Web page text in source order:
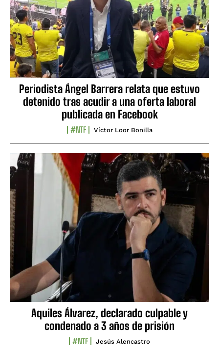
Periodista Ángel Barrera relata que estuvo
detenido tras acudir a una oferta laboral
publicada en Facebook
#NTF Víctor Loor Bonilla
Aquiles Álvarez, declarado culpable y
condenado a 3 años de prisión
#NTF Jesús Alencastro